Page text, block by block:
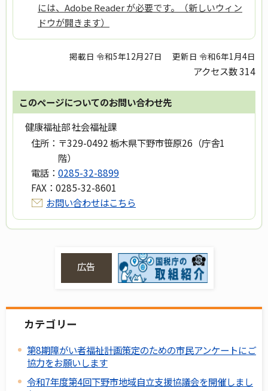
には、Adobe Reader が必要です。（新しいウィン
ドウが開きます）
掲載日 令和5年12月27日 更新日 令和6年1月4日
アクセス数314
このページについてのお問い合わせ先
健康福祉部 社会福祉課
住所： 〒329-0492 栃木県下野市笹原26（庁舎1
階）
電話： 0285-32-8899
FAX： 0285-32-8601
お問い合わせはこちら
広告
カテゴリー
第8期障がい者福祉計画策定のための市民アンケートにご
協力をお願いします
令和7年度第4回下野市地域自立支援協議会を開催しまし